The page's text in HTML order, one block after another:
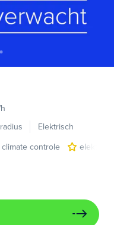
Elektrisch
controle